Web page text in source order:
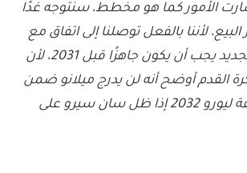
الأمور كما هو مخطط، سنتوجه غدًا
لأننا بالفعل توصلنا إلى اتفاق مع
الأندية. الملعب الجديد يجب أن يكون جاهزًا قبل 2031، لأن
لكرة القدم أوضح أنه لن يدرج ميلانو ضمن
المدن المستضيفة ليورو 2032 إذا ظل سان سيرو على